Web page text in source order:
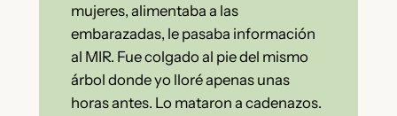
mujeres, alimentaba a las
embarazadas, le pasaba información
al MIR. Fue colgado al pie del mismo
árbol donde yo lloré apenas unas
horas antes. Lo mataron a cadenazos.